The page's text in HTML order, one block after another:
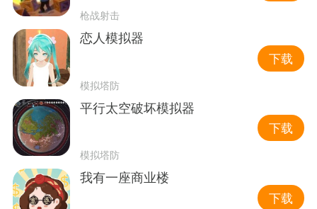
枪战射击
恋人模拟器
模拟塔防
下载
平行太空破坏模拟器
模拟塔防
下载
我有一座商业楼
下载